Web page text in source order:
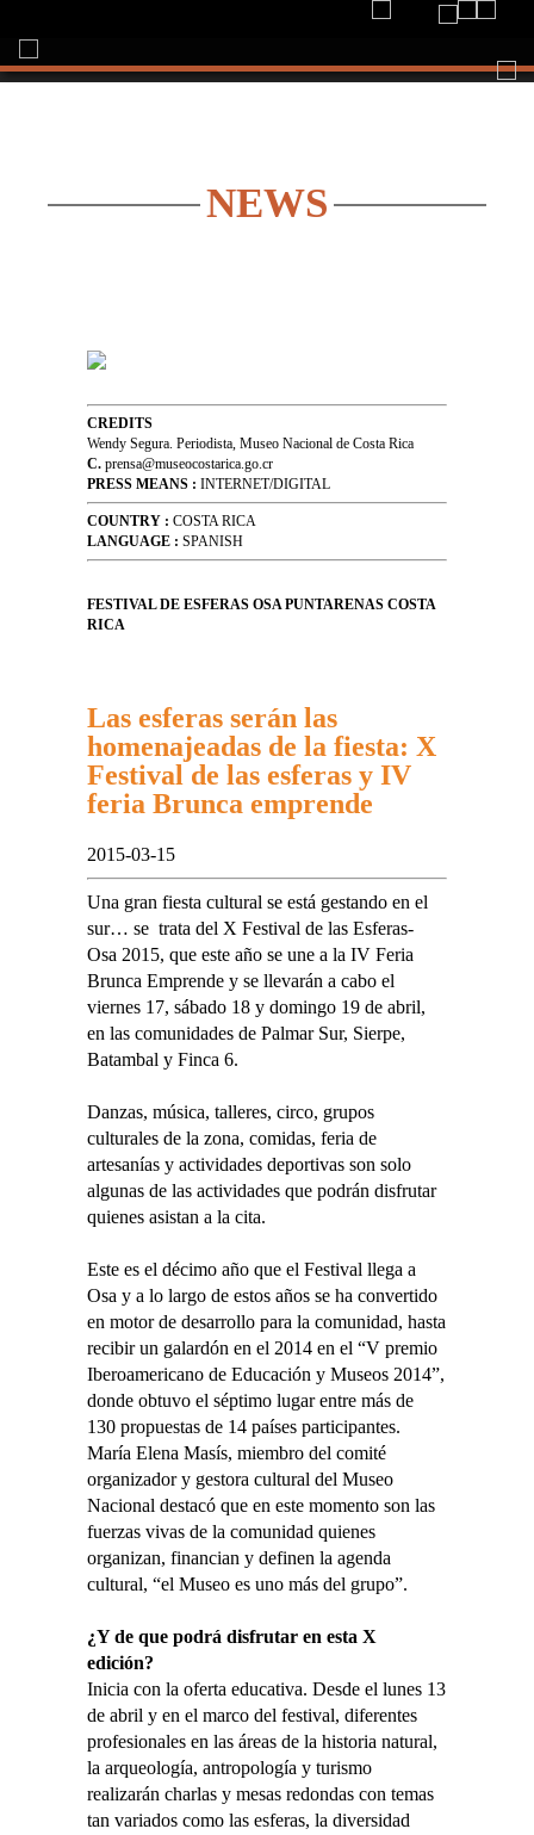
NEWS
CREDITS
Wendy Segura. Periodista, Museo Nacional de Costa Rica
C. prensa@museocostarica.go.cr
PRESS MEANS : INTERNET/DIGITAL
COUNTRY : COSTA RICA
LANGUAGE : SPANISH
FESTIVAL DE ESFERAS OSA PUNTARENAS COSTA
RICA
Las esferas serán las
homenajeadas de la fiesta: X
Festival de las esferas y IV
feria Brunca emprende
2015-03-15
Una gran fiesta cultural se está gestando en el
sur… se trata del X Festival de las Esferas-
Osa 2015, que este año se une a la IV Feria
Brunca Emprende y se llevarán a cabo el
viernes 17, sábado 18 y domingo 19 de abril,
en las comunidades de Palmar Sur, Sierpe,
Batambal y Finca 6.
Danzas, música, talleres, circo, grupos
culturales de la zona, comidas, feria de
artesanías y actividades deportivas son solo
algunas de las actividades que podrán disfrutar
quienes asistan a la cita.
Este es el décimo año que el Festival llega a
Osa y a lo largo de estos años se ha convertido
en motor de desarrollo para la comunidad, hasta
recibir un galardón en el 2014 en el “V premio
Iberoamericano de Educación y Museos 2014”,
donde obtuvo el séptimo lugar entre más de
130 propuestas de 14 países participantes.
María Elena Masís, miembro del comité
organizador y gestora cultural del Museo
Nacional destacó que en este momento son las
fuerzas vivas de la comunidad quienes
organizan, financian y definen la agenda
cultural, “el Museo es uno más del grupo”.
¿Y de que podrá disfrutar en esta X
edición?
Inicia con la oferta educativa. Desde el lunes 13
de abril y en el marco del festival, diferentes
profesionales en las áreas de la historia natural,
la arqueología, antropología y turismo
realizarán charlas y mesas redondas con temas
tan variados como las esferas, la diversidad